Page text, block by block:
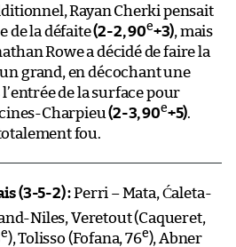
Rayan Cherki pensait
de la défaite(2-2, 90e+3), mais
Rowe a décidé de faire la
grand, en décochant une
de la surface pour
Charpieu(2-3, 90e+5).
fou.
(3-5-2) :Perri – Mata, Ćaleta-
Niles, Veretout (Caqueret,
e), Tolisso (Fofana, 76e), Abner